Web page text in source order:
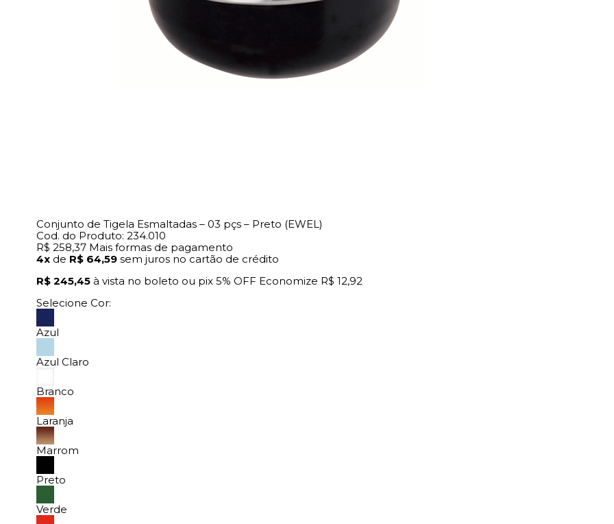
Conjunto de Tigela Esmaltadas – 03 pçs – Preto (EWEL)
Cod. do Produto: 234.010
R$ 258,37 Mais formas de pagamento
4x de R$ 64,59 sem juros no cartão de crédito
R$ 245,45 à vista no boleto ou pix 5% OFF Economize R$ 12,92
Selecione Cor:
Azul
Azul Claro
Branco
Laranja
Marrom
Preto
Verde